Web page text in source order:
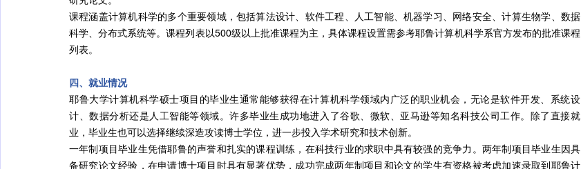
课程涵盖计算机科学的多个重要领域，包括算法设计、软件工程、人工智能、机器学习、网络安全、计算生物学、数据
科学、分布式系统等。课程列表以500级以上批准课程为主，具体课程设置需参考耶鲁计算机科学系官方发布的批准课程
列表。
四、就业情况
耶鲁大学计算机科学硕士项目的毕业生通常能够获得在计算机科学领域内广泛的职业机会，无论是软件开发、系统设
计、数据分析还是人工智能等领域。许多毕业生成功地进入了谷歌、微软、亚马逊等知名科技公司工作。除了直接就
业，毕业生也可以选择继续深造攻读博士学位，进一步投入学术研究和技术创新。
一年制项目毕业生凭借耶鲁的声誉和扎实的课程训练，在科技行业的求职中具有较强的竞争力。两年制项目毕业生因具
备研究论文经验，在申请博士项目时具有显著优势，成功完成两年制项目和论文的学生有资格被考虑加速录取到耶鲁计